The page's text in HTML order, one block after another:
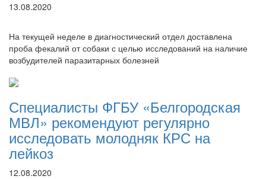
13.08.2020
На текущей неделе в диагностический отдел доставлена
проба фекалий от собаки с целью исследований на наличие
возбудителей паразитарных болезней
Специалисты ФГБУ «Белгородская
МВЛ» рекомендуют регулярно
исследовать молодняк КРС на
лейкоз
12.08.2020